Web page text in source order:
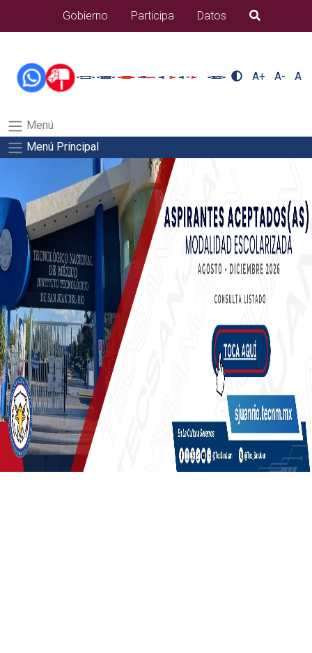
alumnos/titulacionSalida del comando:
Gobierno Participa Datos B�squeda
A+ A- A
Menú
Menú Principal